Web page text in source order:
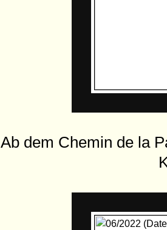
Ab dem Chemin de la